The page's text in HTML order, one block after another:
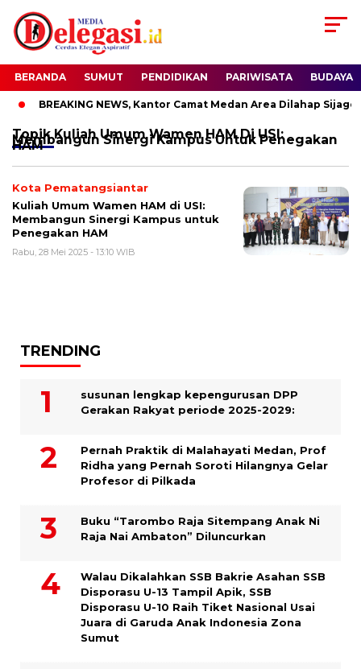
BERANDA SUMUT PENDIDIKAN PARIWISATA BUDAYA
BREAKING NEWS, Kantor Camat Medan Area Dilahap Sijago
TopikKuliah Umum Wamen HAM Di USI:
Membangun Sinergi Kampus Untuk Penegakan
HAM
Kota Pematangsiantar
Kuliah Umum Wamen HAM di USI:
Membangun Sinergi Kampus untuk
Penegakan HAM
Rabu, 28 Mei 2025 - 13:10 WIB
TRENDING
susunan lengkap kepengurusan DPP
Gerakan Rakyat periode 2025-2029:
Pernah Praktik di Malahayati Medan, Prof
Ridha yang Pernah Soroti Hilangnya Gelar
Profesor di Pilkada
Buku “Tarombo Raja Sitempang Anak Ni
Raja Nai Ambaton” Diluncurkan
Walau Dikalahkan SSB Bakrie Asahan SSB
Disporasu U-13 Tampil Apik, SSB
Disporasu U-10 Raih Tiket Nasional Usai
Juara di Garuda Anak Indonesia Zona
Sumut